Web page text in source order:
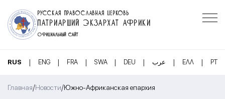
РУССКАЯ ПРАВОСЛАВНАЯ ЦЕРКОВЬ
ПАТРИАРШИЙ ЭКЗАРХАТ АФРИКИ
ОФИЦИАЛЬНЫЙ САЙТ
RUS | ENG | FRA | SWA | DEU | عرب | ΕΛΛ | PT
Главная/Новости/Южно-Африканская епархия